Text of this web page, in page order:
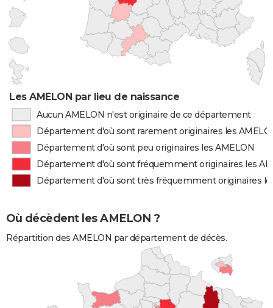
Les AMELON par lieu de naissance
Aucun AMELON n'est originaire de ce département
Département d'où sont rarement originaires les
Département d'où sont peu originaires les AMELON
Département d'où sont fréquemment originaires les
Département d'où sont très fréquemment originaires
Où décèdent les AMELON ?
Répartition des AMELON par département de décès.